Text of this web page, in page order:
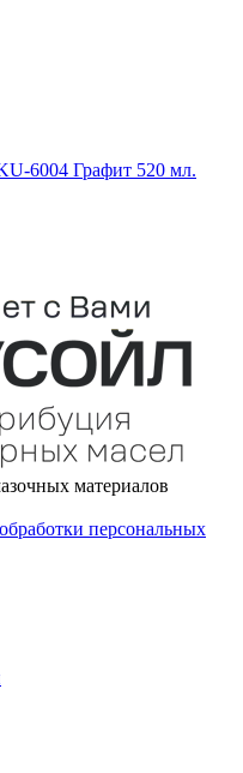
6004 Графит 520 мл.
материалов
персональных